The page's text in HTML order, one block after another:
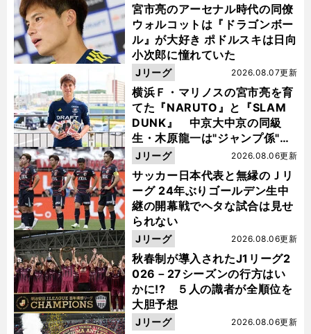
宮市亮のアーセナル時代の同僚
ウォルコットは『ドラゴンボー
ル』が大好き ポドルスキは日向
小次郎に憧れていた
横浜Ｆ・マリノスの宮市亮を育
てた『NARUTO』と『SLAM
DUNK』 中京大中京の同級
生・木原龍一は"ジャンプ係"だ
った
2026.08.07更新
Jリーグ
サッカー日本代表と無縁のＪリ
ーグ 24年ぶりゴールデン生中
継の開幕戦でヘタな試合は見せ
られない
2026.08.06更新
Jリーグ
秋春制が導入されたJ1リーグ2
026－27シーズンの行方はい
かに!? ５人の識者が全順位を
大胆予想
2026.08.06更新
Jリーグ
2026.08.06更新
Jリーグ